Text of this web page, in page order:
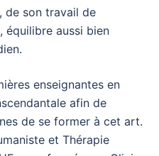
de son travail de
équilibre aussi bien
enseignantes en
afin de
de se former à cet art.
et Thérapie